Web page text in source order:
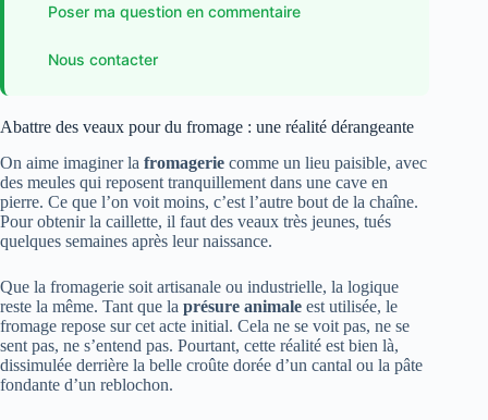
Poser ma question en commentaire
Nous contacter
Abattre des veaux pour du fromage : une réalité dérangeante
On aime imaginer la fromagerie comme un lieu paisible, avec
des meules qui reposent tranquillement dans une cave en
pierre. Ce que l’on voit moins, c’est l’autre bout de la chaîne.
Pour obtenir la caillette, il faut des veaux très jeunes, tués
quelques semaines après leur naissance.
Que la fromagerie soit artisanale ou industrielle, la logique
reste la même. Tant que la présure animale est utilisée, le
fromage repose sur cet acte initial. Cela ne se voit pas, ne se
sent pas, ne s’entend pas. Pourtant, cette réalité est bien là,
dissimulée derrière la belle croûte dorée d’un cantal ou la pâte
fondante d’un reblochon.